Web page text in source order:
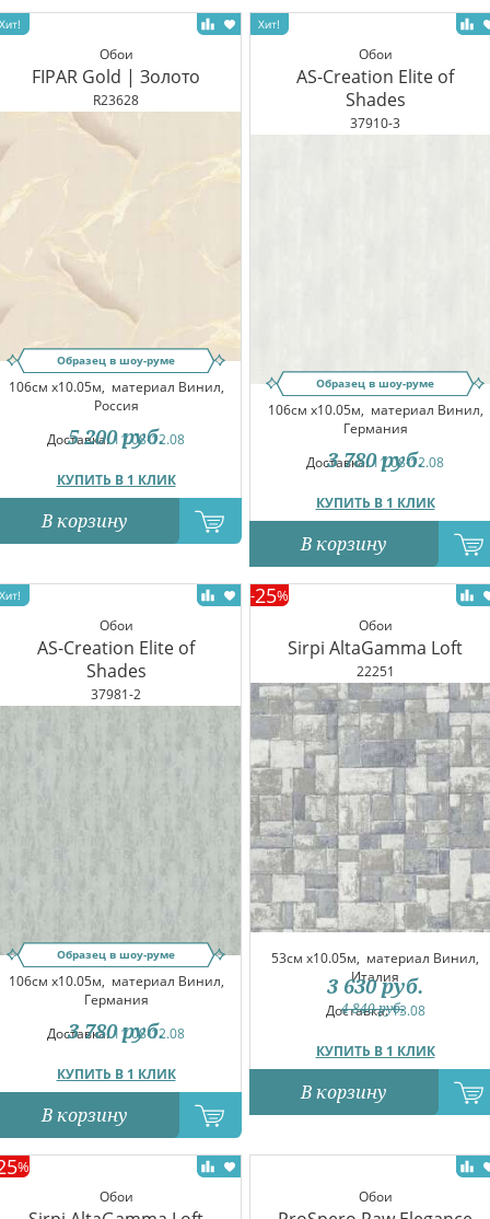
Обои
FIPAR Gold | Золото
R23628
Образец в шоу-руме
106см x10.05м, материал Винил,
Россия
Доставка:11.08-12.08
КУПИТЬ В 1 КЛИК
5 200 руб.
В корзину
Обои
AS-Creation Elite of
Shades
37910-3
Образец в шоу-руме
106см x10.05м, материал Винил,
Германия
Доставка:11.08-12.08
КУПИТЬ В 1 КЛИК
3 780 руб.
В корзину
Обои
AS-Creation Elite of
Shades
37981-2
Образец в шоу-руме
106см x10.05м, материал Винил,
Германия
Доставка:11.08-12.08
КУПИТЬ В 1 КЛИК
3 780 руб.
В корзину
Обои
Sirpi AltaGamma Loft
22251
-25%
53см x10.05м, материал Винил,
Италия
Доставка:13.08
КУПИТЬ В 1 КЛИК
4 840руб.
3 630 руб.
В корзину
Обои
%
Обои